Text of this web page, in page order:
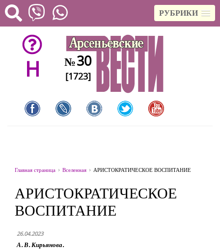
РУБРИКИ
H №30
[1723]
Главная страница Вселенная АРИСТОКРАТИЧЕСКОЕ ВОСПИТАНИЕ
АРИСТОКРАТИЧЕСКОЕ
ВОСПИТАНИЕ
26.04.2023
А. В. Кирьянова.